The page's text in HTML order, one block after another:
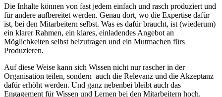
Die Inhalte können von fast jedem einfach und rasch produziert und
für andere aufbereitet werden. Genau dort, wo die Expertise dafür
ist, bei den Mitarbeitern selbst. Was es dafür braucht, ist (wiederum)
ein klarer Rahmen, ein klares, einladendes Angebot an
Möglichkeiten selbst beizutragen und ein Mutmachen fürs
Produzieren.
Auf diese Weise kann sich Wissen nicht nur rascher in der
Organisation teilen, sondern auch die Relevanz und die Akzeptanz
dafür erhöht werden. Und ganz nebenbei bleibt auch das
Engagement für Wissen und Lernen bei den Mitarbeitern hoch.